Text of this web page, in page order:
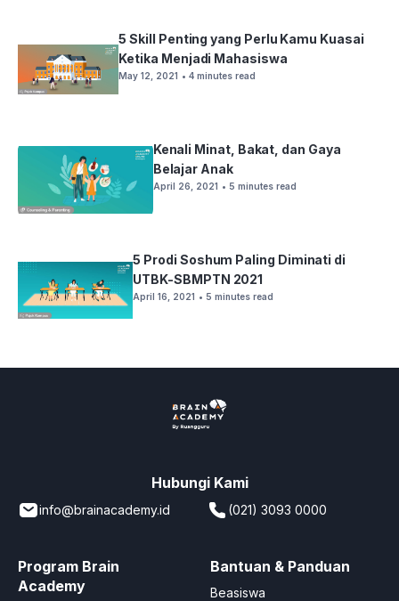
5 Skill Penting yang Perlu Kamu Kuasai
Ketika Menjadi Mahasiswa
May 12, 2021 • 4 minutes read
Kenali Minat, Bakat, dan Gaya
Belajar Anak
April 26, 2021 • 5 minutes read
5 Prodi Soshum Paling Diminati di
UTBK-SBMPTN 2021
April 16, 2021 • 5 minutes read
Hubungi Kami
info@brainacademy.id (021) 3093 0000
Program Brain
Academy
Bantuan & Panduan
Beasiswa